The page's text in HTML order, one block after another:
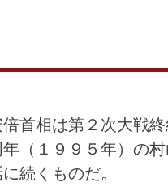
首相は第２次大戦
（１９９５年）の
続くものだ。